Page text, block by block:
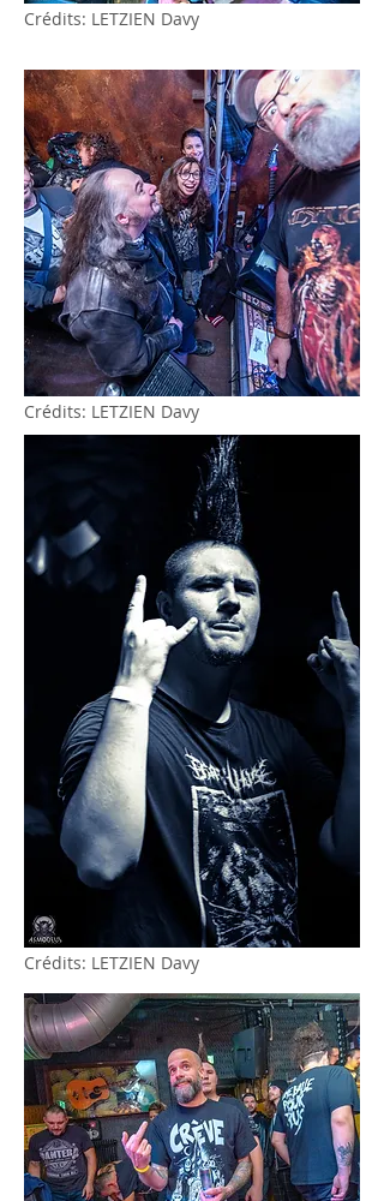
Crédits: LETZIEN Davy
Crédits: LETZIEN Davy
Crédits: LETZIEN Davy